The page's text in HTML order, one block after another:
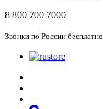
8 800 700 7000
Звонки по России бесплатно